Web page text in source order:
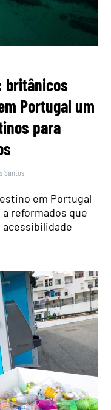
britânicos
Portugal um
para
Santos
em Portugal
reformados que